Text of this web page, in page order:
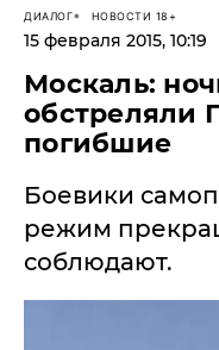
ДИАЛОГ НОВОСТИ 18+
15 февраля 2015, 10:19
Москаль:
обстреляли
погибшие
Боевики
режим
соблюдают.